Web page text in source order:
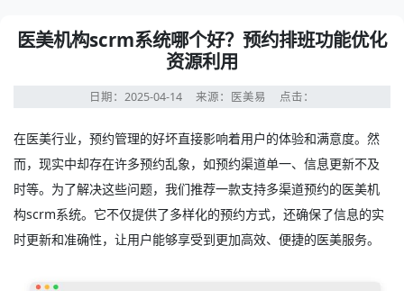
医美机构scrm系统哪个好？预约排班功能优化
资源利用
日期：2025-04-14 来源：医美易 点击：
在医美行业，预约管理的好坏直接影响着用户的体验和满意度。然
而，现实中却存在许多预约乱象，如预约渠道单一、信息更新不及
时等。为了解决这些问题，我们推荐一款支持多渠道预约的医美机
构scrm系统。它不仅提供了多样化的预约方式，还确保了信息的实
时更新和准确性，让用户能够享受到更加高效、便捷的医美服务。